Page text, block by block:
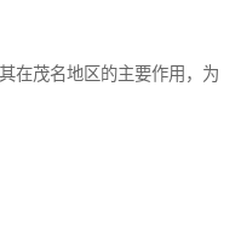
在茂名地区的主要作用，为